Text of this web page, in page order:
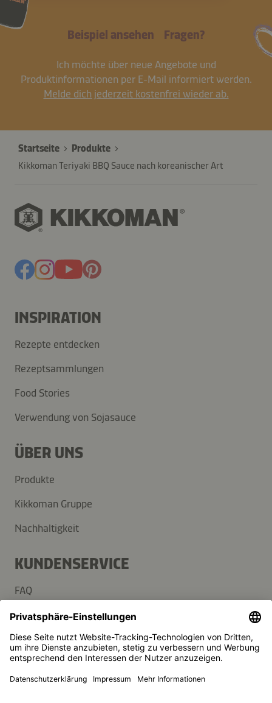
Beispiel ansehen Fragen?
Ich möchte über neue Angebote und
Produktinformationen per E-Mail informiert werden.
Melde dich jederzeit kostenfrei wieder ab.
Startseite
Produkte
Kikkoman Teriyaki BBQ Sauce nach koreanischer Art
INSPIRATION
Rezepte entdecken
Rezeptsammlungen
Food Stories
Verwendung von Sojasauce
ÜBER UNS
Produkte
Kikkoman Gruppe
Nachhaltigkeit
KUNDENSERVICE
FAQ
Kontakt
Newsletter
Presse